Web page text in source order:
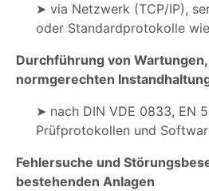
➤ via Netzwerk (TCP/IP),
oder Standardprotokolle
Durchführung von
normgerechten
➤ nach DIN VDE 0833, EN
Prüfprotokollen und
Fehlersuche und
bestehenden Anlagen